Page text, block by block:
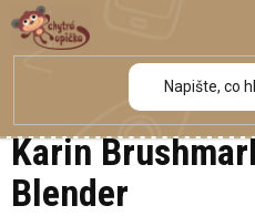
Přejít
na
obsah
Karin
Blender